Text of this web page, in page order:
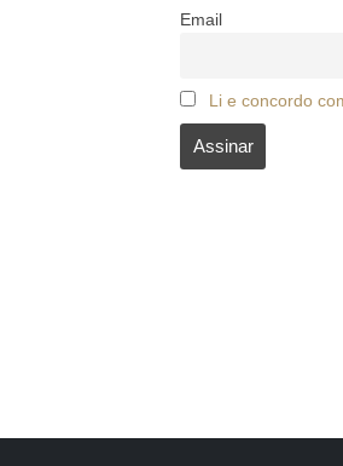
Email
Li e concordo